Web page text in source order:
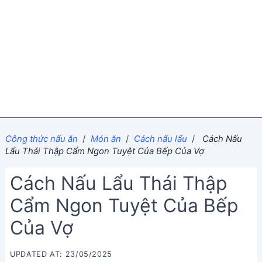
Công thức nấu ăn / Món ăn / Cách nấu lẩu /
Cách Nấu
Lẩu Thái Thập Cẩm Ngon Tuyệt Của Bếp Của Vợ
Cách Nấu Lẩu Thái Thập
Cẩm Ngon Tuyệt Của Bếp
Của Vợ
UPDATED AT: 23/05/2025